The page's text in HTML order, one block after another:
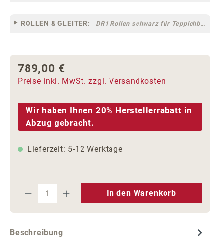
ROLLEN & GLEITER: DR1 Rollen schwarz für Teppichböden [10]
Regulärer Preis:
789,00 €
Preise inkl. MwSt. zzgl. Versandkosten
Wir haben Ihnen 20% Herstellerrabatt in
Abzug gebracht.
Lieferzeit: 5-12 Werktage
Produkt Anzahl: Gib den
In den Warenkorb
Beschreibung